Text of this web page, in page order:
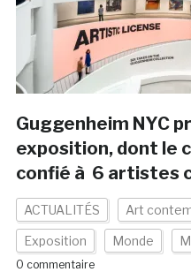
Guggenheim NYC
exposition, dont le
confié à 6 artistes
ACTUALITÉS Art
Exposition Monde
0 commentaire